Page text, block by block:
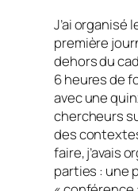
J’ai organisé
première
dehors du
6 heures de
avec une
chercheurs
des
faire, j’avais
parties : une